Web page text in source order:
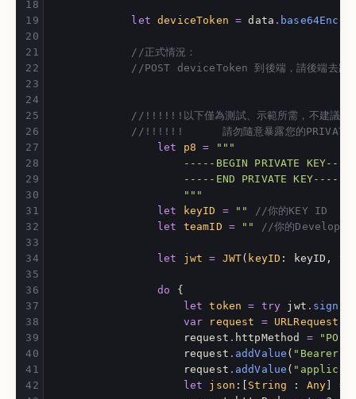
let deviceToken = data .
//正式情況：
//POST deviceToken 到後端，請後端去跟蘋
//!!!!!!以下僅為測試、示範所需，不建議
//!!!!!!      請勿隨意暴露您的
let
p8 =
"""
-----BEGIN PRIVATE
                    -----END PRIVATE KEY-----
                    """
let
keyID = ""
//你的KEY ID
let
teamID = "" //你的
let jwt = JWT( keyID : keyID ,
do
{
let
token = try jwt . sign
var
request = URLRequest
request . httpMethod =
request . addValue ( "Bearer
request . addValue (
let
json :[ String : Any =